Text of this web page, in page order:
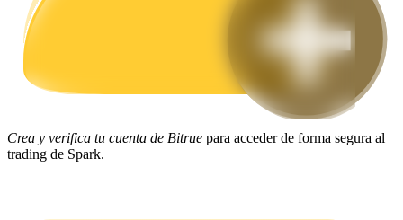
Crea y verifica tu cuenta de Bitrue para acceder de forma segura al
trading de Spark.